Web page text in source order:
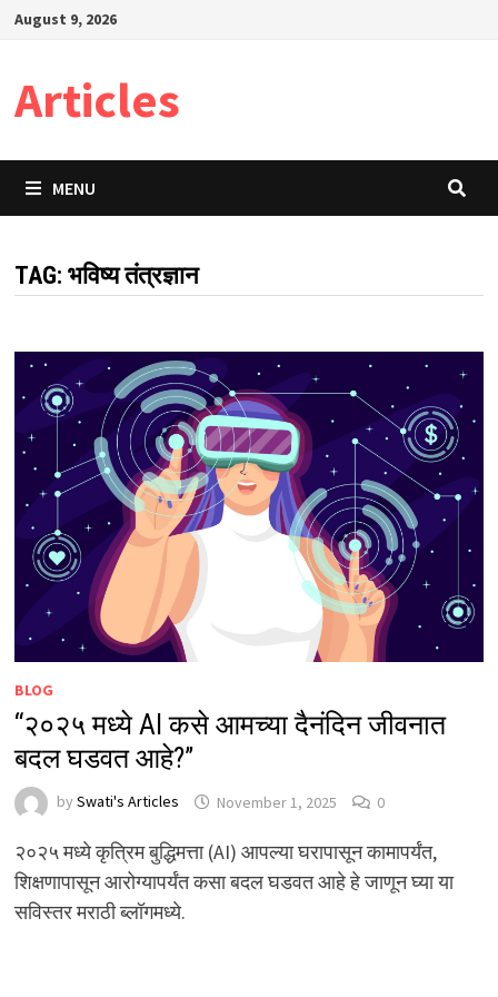
SkipAugust 9, 2026
Articles
MENU
TAG: भविष्य तंत्रज्ञान
BLOG
“२०२५ मध्ये AI कसे आमच्या दैनंदिन जीवनात
बदल घडवत आहे?”
by Swati's Articles November 1, 2025 0
२०२५ मध्ये कृत्रिम बुद्धिमत्ता (AI) आपल्या घरापासून कामापर्यंत,
शिक्षणापासून आरोग्यापर्यंत कसा बदल घडवत आहे हे जाणून घ्या या
सविस्तर मराठी ब्लॉगमध्ये.